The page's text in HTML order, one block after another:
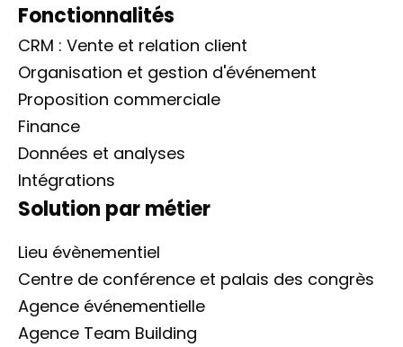
Fonctionnalités
CRM : Vente et relation client
Organisation et gestion d'événement
Proposition commerciale
Finance
Données et analyses
Intégrations
Solution par métier
Lieu évènementiel
Centre de conférence et palais des congrès
Agence événementielle
Agence Team Building